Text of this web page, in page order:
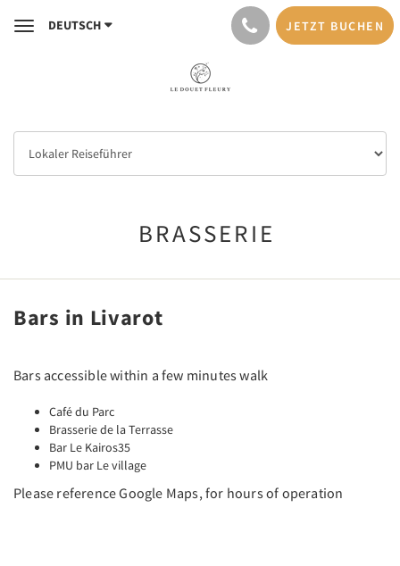
ToggleDEUTSCH JETZT BUCHEN
BRASSERIE
Bars in Livarot
Bars accessible within a few minutes walk
Café du Parc
Brasserie de la Terrasse
Bar Le Kairos35
PMU bar Le village
Please reference Google Maps, for hours of operation